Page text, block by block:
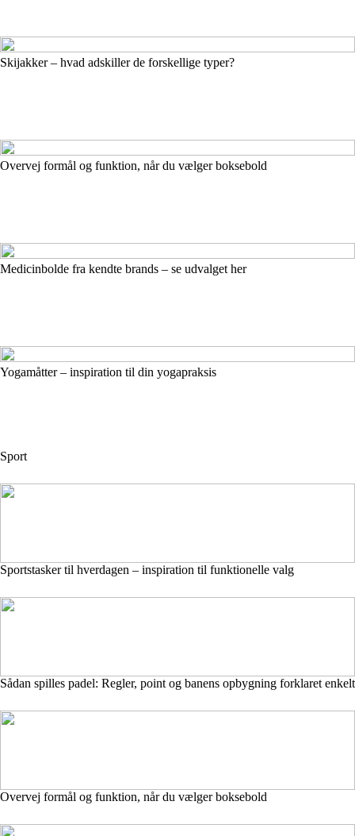
Skijakker – hvad adskiller de forskellige typer?
Overvej formål og funktion, når du vælger boksebold
Medicinbolde fra kendte brands – se udvalget her
Yogamåtter – inspiration til din yogapraksis
Sport
Sportstasker til hverdagen – inspiration til funktionelle valg
Sådan spilles padel: Regler, point og banens opbygning forklaret enkelt
Overvej formål og funktion, når du vælger boksebold